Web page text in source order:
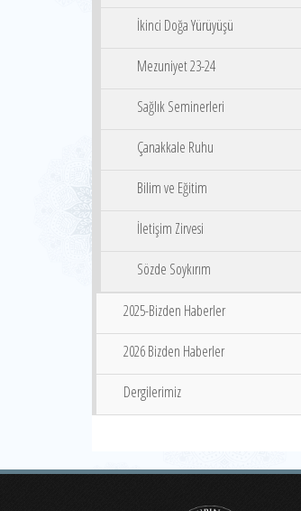
İkinci Doğa Yürüyüşü
Mezuniyet 23-24
Sağlık Seminerleri
Çanakkale Ruhu
Bilim ve Eğitim
İletişim Zirvesi
Sözde Soykırım
2025-Bizden Haberler
2026 Bizden Haberler
Dergilerimiz